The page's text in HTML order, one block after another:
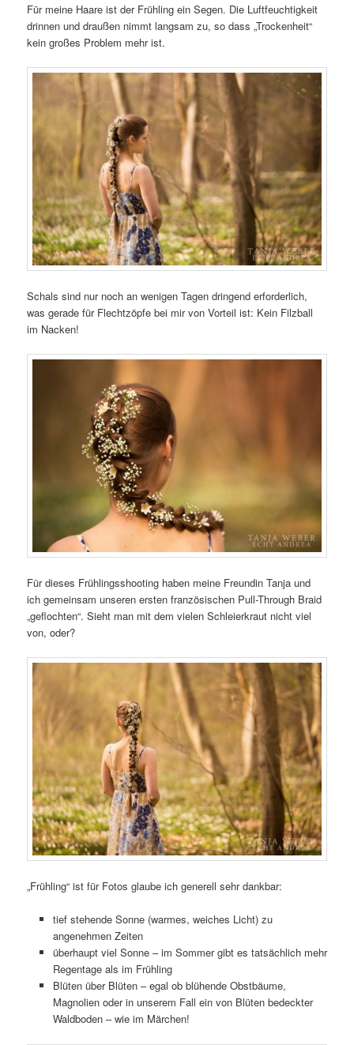
Für meine Haare ist der Frühling ein Segen. Die Luftfeuchtigkeit
drinnen und draußen nimmt langsam zu, so dass „Trockenheit“
kein großes Problem mehr ist.
Schals sind nur noch an wenigen Tagen dringend erforderlich,
was gerade für Flechtzöpfe bei mir von Vorteil ist: Kein Filzball
im Nacken!
Für dieses Frühlingsshooting haben meine Freundin Tanja und
ich gemeinsam unseren ersten französischen Pull-Through Braid
„geflochten“. Sieht man mit dem vielen Schleierkraut nicht viel
von, oder?
„Frühling“ ist für Fotos glaube ich generell sehr dankbar:
tief stehende Sonne (warmes, weiches Licht) zu
angenehmen Zeiten
überhaupt viel Sonne – im Sommer gibt es tatsächlich mehr
Regentage als im Frühling
Blüten über Blüten – egal ob blühende Obstbäume,
Magnolien oder in unserem Fall ein von Blüten bedeckter
Waldboden – wie im Märchen!